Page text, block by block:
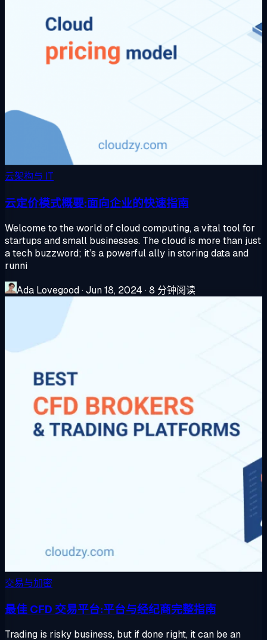
云架构与 IT
云定价模式概要:面向企业的快速指南
Welcome to the world of cloud computing, a vital tool for
startups and small businesses. The cloud is more than just
a tech buzzword; it’s a powerful ally in storing data and
runni
Ada Lovegood·Jun 18, 2024 ·8 分钟阅读
交易与加密
最佳 CFD 交易平台:平台与经纪商完整指南
Trading is risky business, but if done right, it can be an